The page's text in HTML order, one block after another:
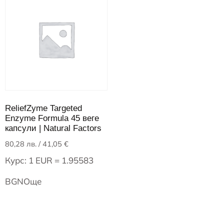
ReliefZyme Targeted
Enzyme Formula 45 веге
капсули | Natural Factors
80,28 лв. / 41,05 €
Курс: 1 EUR = 1.95583
BGNОще